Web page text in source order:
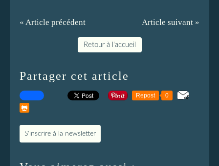
« Article précédent Article suivant »
Retour à l'accueil
Partager cet article
Repost 0
S'inscrire à la newsletter